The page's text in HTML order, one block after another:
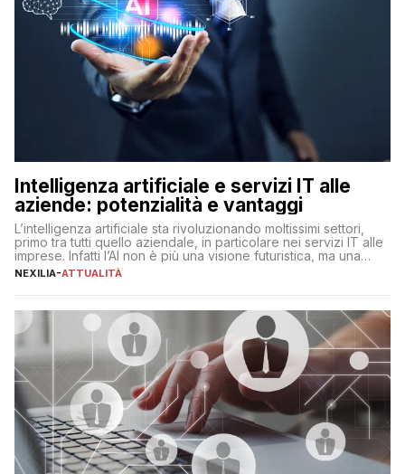
Intelligenza artificiale e servizi IT alle
aziende: potenzialità e vantaggi
L’intelligenza artificiale sta rivoluzionando moltissimi settori,
primo tra tutti quello aziendale, in particolare nei servizi IT alle
imprese. Infatti l’AI non è più una visione futuristica, ma una
realtà operativa che sta portando a un cambio significativo in
operazioni, bensì comporta […]
NEXILIA-ATTUALITÀ